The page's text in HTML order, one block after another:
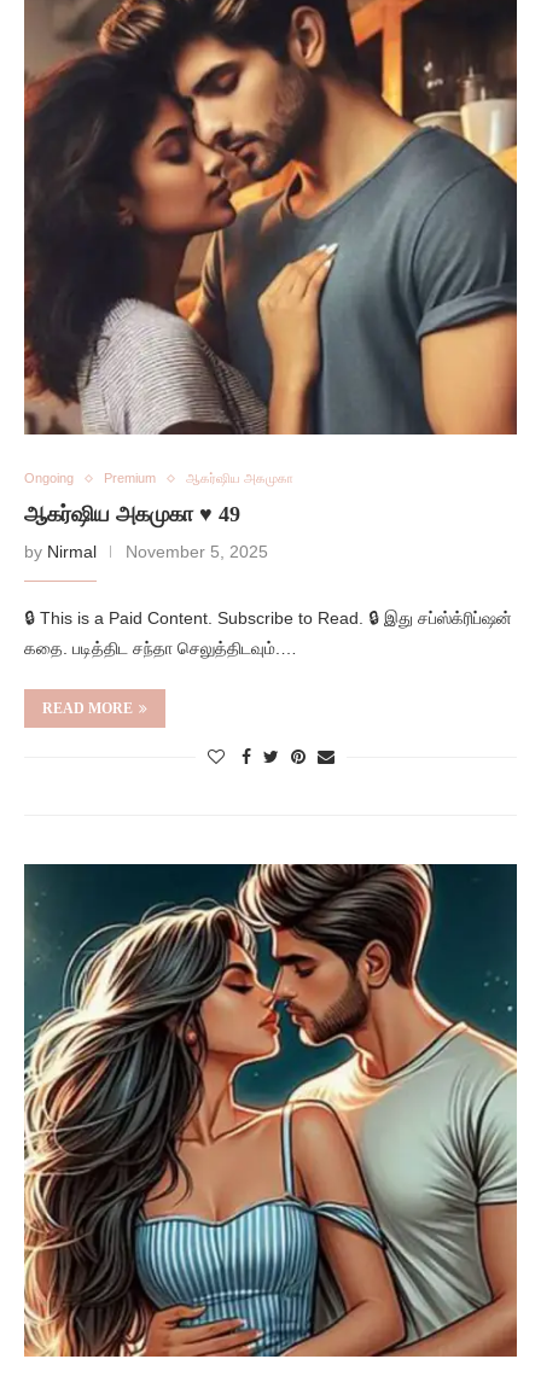
Ongoing Premium ஆகர்ஷிய அகமுகா
ஆகர்ஷிய அகமுகா ♥️ 49
by Nirmal November 5, 2025
🔒 This is a Paid Content. Subscribe to Read. 🔒 இது சப்ஸ்க்ரிப்ஷன்
கதை. படித்திட சந்தா செலுத்திடவும்.…
READ MORE